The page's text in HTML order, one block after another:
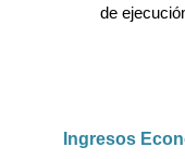
de
Ingresos